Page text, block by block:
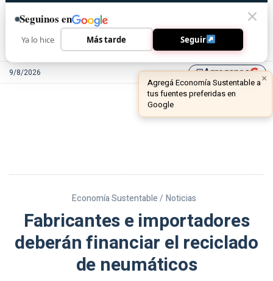
9/8/2026 library_addAgreganos
Economía Sustentable / Noticias
Fabricantes e importadores
deberán financiar el reciclado
de neumáticos
Seguinos en
Ya lo hice Más tarde Seguir